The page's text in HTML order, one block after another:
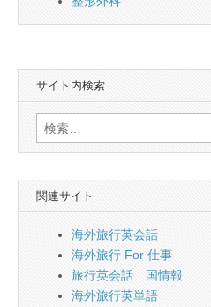
サイト内検索
検
索:
関連サイト
海外旅行英会話
海外旅行 For 仕事
旅行英会話 国情報
海外旅行英単語